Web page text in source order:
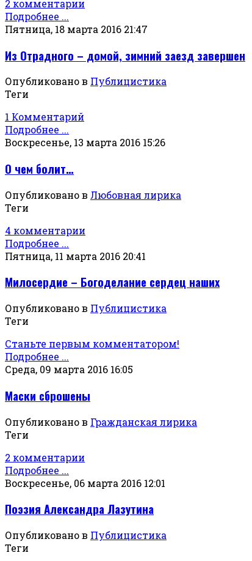
2 комментарии
Подробнее ...
Пятница, 18 марта 2016 21:47
Из Отрадного – домой, зимний заезд завершен
Опубликовано в Публицистика
Теги
1 Комментарий
Подробнее ...
Воскресенье, 13 марта 2016 15:26
О чем болит…
Опубликовано в Любовная лирика
Теги
4 комментарии
Подробнее ...
Пятница, 11 марта 2016 20:41
Милосердие – Богоделание сердец наших
Опубликовано в Публицистика
Теги
Станьте первым комментатором!
Подробнее ...
Среда, 09 марта 2016 16:05
Маски сброшены
Опубликовано в Гражданская лирика
Теги
2 комментарии
Подробнее ...
Воскресенье, 06 марта 2016 12:01
Поэзия Александра Лазутина
Опубликовано в Публицистика
Теги